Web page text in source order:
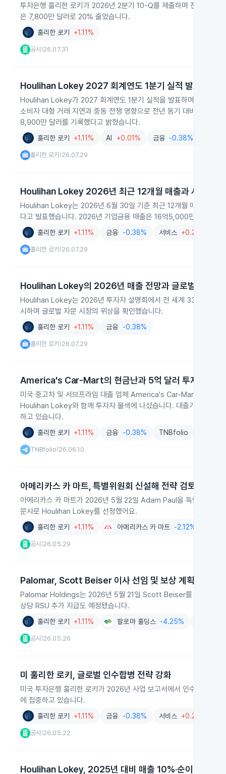
투자은행 훌리한 로키가 2026년 2분기 10-Q를 제출하며 전사 실적
은 7,800만 달러로 20% 줄었습니다.
훌리한 로키 +1.11%
공시 26.07.31
Houlihan Lokey 2027 회계연도 1분기 실적 발표
Houlihan Lokey가 2027 회계연도 1분기 실적을 발표하며 전체 매출
소비자 대형 거래 지연과 중동 전쟁 영향으로 전년 동기 대비 24%
8,900만 달러를 기록했다고 밝혔습니다.
훌리한 로키 +1.11% AI +0.01% 금융 -0.38%
훌리한 로키 26.07.29
Houlihan Lokey 2026년 최근 12개월 매출과 사업별
Houlihan Lokey는 2026년 6월 30일 기준 최근 12개월 매출이 25억
다고 발표했습니다. 2026년 기업금융 매출은 16억5,000만 달러로
훌리한 로키 +1.11% 금융 -0.38% 서비스 +0.22%
훌리한 로키 26.07.29
Houlihan Lokey의 2026년 매출 전망과 글로벌 위상
Houlihan Lokey는 2026년 투자자 설명회에서 전 세계 33개 사무
시하며 글로벌 자문 시장의 위상을 확인했습니다.
훌리한 로키 +1.11% 금융 -0.38%
훌리한 로키 26.07.29
America's Car-Mart의 현금난과 5억 달러 투자 유치
미국 중고차 및 서브프라임 대출 업체 America's Car-Mart가 현금
Houlihan Lokey와 함께 투자자 물색에 나섰습니다. 대출기관과의
하고 있습니다.
훌리한 로키 +1.11% 금융 -0.38% TNBfolio
TNBfolio 26.06.10
아메리카스 카 마트, 특별위원회 신설해 전략 검토 착수
아메리카스 카 마트가 2026년 5월 22일 Adam Paul을 독립 이사 겸
문사로 Houlihan Lokey를 선정했어요.
훌리한 로키 +1.11% 아메리카스 카 마트 -2.12%
공시 26.05.29
Palomar, Scott Beiser 이사 선임 및 보상 계획 발표
Palomar Holdings는 2026년 5월 21일 Scott Beiser를 Class I 이
상당 RSU 추가 지급도 예정됐습니다.
훌리한 로키 +1.11% 팔로마 홀딩스 -4.25%
공시 26.05.26
미 훌리한 로키, 글로벌 인수합병 전략 강화
미국 투자은행 훌리한 로키가 2026년 사업 보고서에서 인수합병 자
에 집중하고 있습니다.
훌리한 로키 +1.11% 금융 -0.38% 서비스 +0.22%
공시 26.05.22
Houlihan Lokey, 2025년 대비 매출 10%·순이익 7%